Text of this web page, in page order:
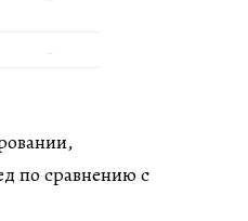
по сравнению с